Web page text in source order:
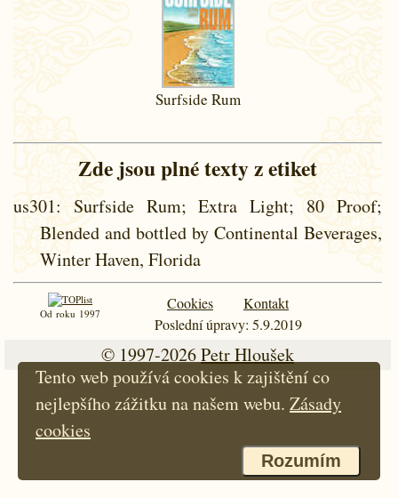
Surfside Rum
Zde jsou plné texty z etiket
us301: Surfside Rum; Extra Light; 80 Proof;
Blended and bottled by Continental Beverages,
Winter Haven, Florida
Od roku 1997
Cookies
Kontakt
Poslední úpravy: 5.9.2019
© 1997-2026Petr Hloušek
Tento web používá cookies k zajištění co
nejlepšího zážitku na našem webu. Zásady
cookies
Rozumím